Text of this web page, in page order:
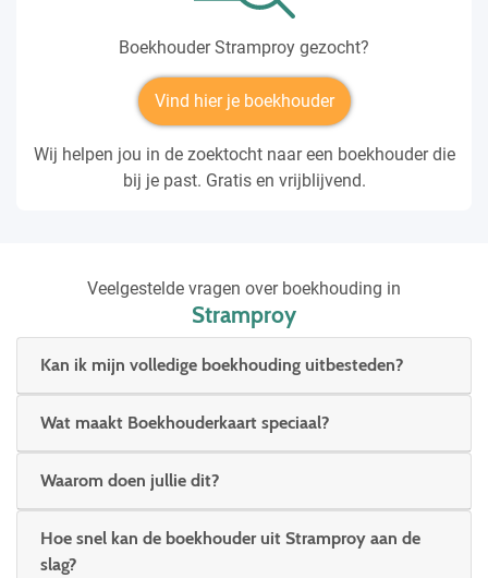
Boekhouder Stramproy gezocht?
Vind hier je boekhouder
Wij helpen jou in de zoektocht naar een boekhouder die
bij je past. Gratis en vrijblijvend.
Veelgestelde vragen over boekhouding in
Stramproy
Kan ik mijn volledige boekhouding uitbesteden?
Wat maakt Boekhouderkaart speciaal?
Waarom doen jullie dit?
Hoe snel kan de boekhouder uit Stramproy aan de
slag?